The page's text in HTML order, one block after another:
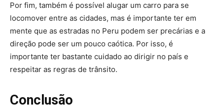
Por fim, também é possível alugar um carro para se
locomover entre as cidades, mas é importante ter em
mente que as estradas no Peru podem ser precárias e a
direção pode ser um pouco caótica. Por isso, é
importante ter bastante cuidado ao dirigir no país e
respeitar as regras de trânsito.
Conclusão